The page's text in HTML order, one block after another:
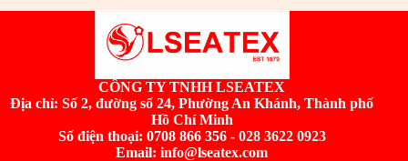
CÔNG TY TNHH LSEATEX
Địa chỉ: Số 2, đường số 24, Phường An Khánh, Thành phố
Hồ Chí Minh
Số điện thoại: 0708 866 356 - 028 3622 0923
Email: info@lseatex.com